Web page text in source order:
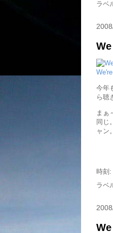
ラベ
今年
ら聴
まぁ
同じ
ャン
時刻:
ラベ